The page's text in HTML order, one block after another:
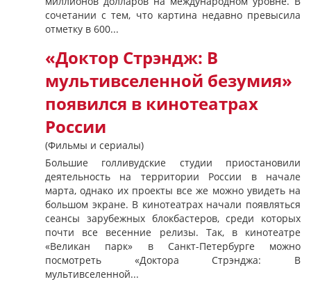
сочетании с тем, что картина недавно превысила
отметку в 600...
«Доктор Стрэндж: В
мультивселенной безумия»
появился в кинотеатрах
России
(Фильмы и сериалы)
Большие голливудские студии приостановили
деятельность на территории России в начале
марта, однако их проекты все же можно увидеть на
большом экране. В кинотеатрах начали появляться
сеансы зарубежных блокбастеров, среди которых
почти все весенние релизы. Так, в кинотеатре
«Великан парк» в Санкт-Петербурге можно
посмотреть «Доктора Стрэнджа: В
мультивселенной...